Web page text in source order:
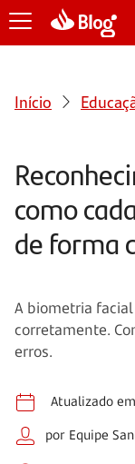
Início
como
de forma
A biometria
corretamente.
erros.
Atualizado
por Equipe